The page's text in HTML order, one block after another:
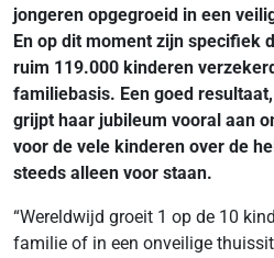
jongeren opgegroeid in een
En op dit moment zijn specifiek
ruim 119.000 kinderen
familiebasis. Een goed
grijpt haar jubileum vooral aan
voor de vele kinderen over de
steeds alleen voor staan.
“Wereldwijd groeit 1 op de 10
familie of in een onveilige